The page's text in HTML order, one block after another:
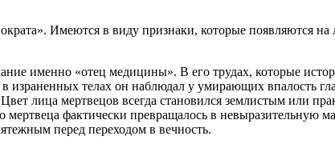
Имеются в виду признаки, которые появляются
именно «отец медицины». В его трудах, которые
телах он наблюдал у умирающих впалость
лица мертвецов всегда становился землистым или
фактически превращалось в невыразительную
перед переходом в вечность.